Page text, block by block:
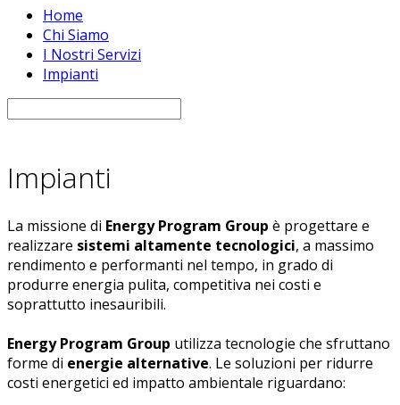
Home
Chi Siamo
I Nostri Servizi
Impianti
Impianti
La missione di Energy Program Group è progettare e
realizzare sistemi altamente tecnologici, a massimo
rendimento e performanti nel tempo, in grado di
produrre energia pulita, competitiva nei costi e
soprattutto inesauribili.
Energy Program Group utilizza tecnologie che sfruttano
forme di energie alternative. Le soluzioni per ridurre
costi energetici ed impatto ambientale riguardano: